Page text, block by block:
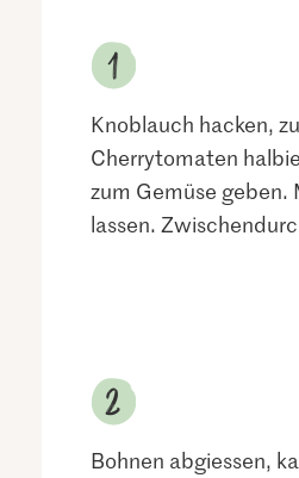
Knoblauch hacken,
Cherrytomaten
zum Gemüse geben.
lassen.
Bohnen abgiessen,